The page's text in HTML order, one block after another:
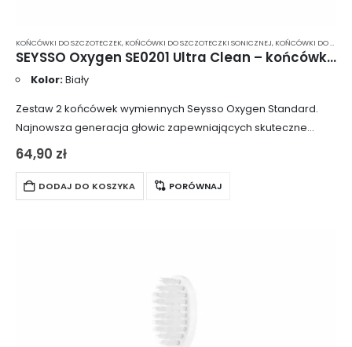
KOŃCÓWKI DO SZCZOTECZEK, KOŃCÓWKI DO SZCZOTECZKI SONICZNEJ, KOŃCÓWKI DO SZCZOTECZKI SONICZNEJ SEYSSO
SEYSSO Oxygen SE0201 Ultra Clean – końcówki do szczoteczki sonicznej 2 szt.
Kolor:Biały
Zestaw 2 końcówek wymiennych Seysso Oxygen Standard.
Najnowsza generacja głowic zapewniających skuteczne
usuwanie osadu, płytki nazębnej oraz różnego typu
dodatkowo w system sygnalizacji zużycia. Końcówki…
64,90 zł
DODAJ DO KOSZYKA PORÓWNAJ